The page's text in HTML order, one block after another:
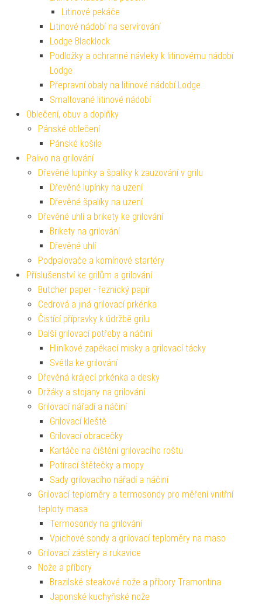
Litinové pekáče
Litinové nádobí na servírování
Lodge Blacklock
Podložky a ochranné návleky k litinovému nádobí
Lodge
Přepravní obaly na litinové nádobí Lodge
Smaltované litinové nádobí
Oblečení, obuv a doplňky
Pánské oblečení
Pánské košile
Palivo na grilování
Dřevěné lupínky a špalíky k zauzování v grilu
Dřevěné lupínky na uzení
Dřevěné špalíky na uzení
Dřevěné uhlí a brikety ke grilování
Brikety na grilování
Dřevěné uhlí
Podpalovače a komínové startéry
Příslušenství ke grilům a grilování
Butcher paper - řeznický papír
Cedrová a jiná grilovací prkénka
Čistící přípravky k údržbě grilu
Další grilovací potřeby a náčiní
Hliníkové zapékací misky a grilovací tácky
Světla ke grilování
Dřevěná krájecí prkénka a desky
Držáky a stojany na grilování
Grilovací nářadí a náčiní
Grilovací kleště
Grilovací obracečky
Kartáče na čištění grilovacího roštu
Potírací štětečky a mopy
Sady grilovacího nářadí a náčiní
Grilovací teploměry a termosondy pro měření vnitřní
teploty masa
Termosondy na grilování
Vpichové sondy a grilovací teploměry na maso
Grilovací zástěry a rukavice
Nože a příbory
Brazilské steakové nože a příbory Tramontina
Japonské kuchyňské nože